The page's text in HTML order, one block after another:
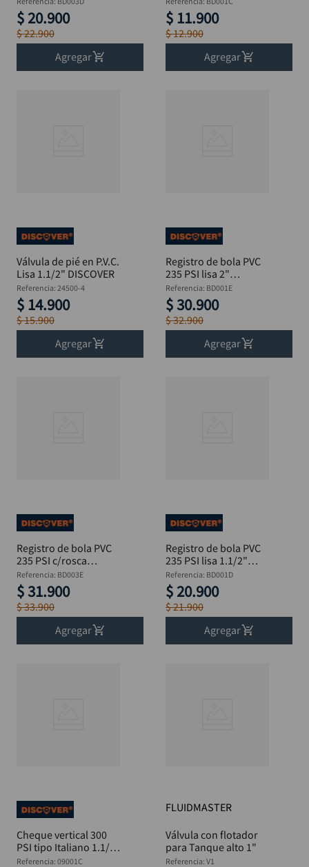
DISCOVER
$ 20.900
$22.900
Agregar
$ 11.900
$12.900
Agregar
Válvula de pié en P.V.C.
Lisa 1.1/2" DISCOVER
Referencia: 24500-4
$ 14.900
$15.900
Agregar
Registro de bola PVC
235 PSI lisa 2"
DISCOVER
Referencia: BD001E
$30.900
$32.900
Agregar
Registro de bola PVC
235 PSI c/rosca
interna 2" DISCOVER
Referencia: BD003E
$31.900
$33.900
Agregar
Registro de bola PVC
235 PSI lisa 1.1/2"
DISCOVER
Referencia: BD001D
$ 20.900
$21.900
Agregar
Cheque vertical 300
PSI tipo Italiano 1.1/4"
DISCOVER
Referencia: 09001C
FLUIDMASTER
Válvula con flotador
para Tanque alto 1"
Referencia: V1